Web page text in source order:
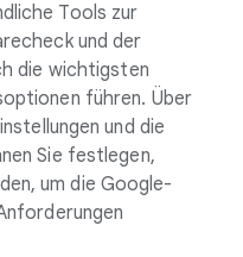
Tools zur
und der
die wichtigsten
führen. Über
und die
Sie festlegen,
um die Google-